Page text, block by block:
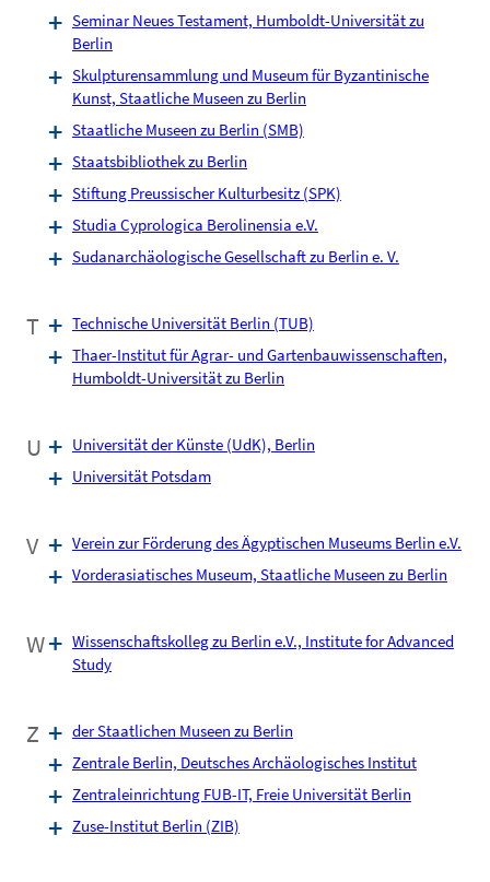
Seminar Neues Testament, Humboldt-Universität zu
Berlin
Skulpturensammlung und Museum für Byzantinische
Kunst, Staatliche Museen zu Berlin
Staatliche Museen zu Berlin (SMB)
Staatsbibliothek zu Berlin
Stiftung Preussischer Kulturbesitz (SPK)
Studia Cyprologica Berolinensia e.V.
Sudanarchäologische Gesellschaft zu Berlin e. V.
T
Technische Universität Berlin (TUB)
Thaer-Institut für Agrar- und Gartenbauwissenschaften,
Humboldt-Universität zu Berlin
U
Universität der Künste (UdK), Berlin
Universität Potsdam
V
Verein zur Förderung des Ägyptischen Museums Berlin e.V.
Vorderasiatisches Museum, Staatliche Museen zu Berlin
W
Wissenschaftskolleg zu Berlin e.V., Institute for Advanced
Study
Z
der Staatlichen Museen zu Berlin
Zentrale Berlin, Deutsches Archäologisches Institut
Zentraleinrichtung FUB-IT, Freie Universität Berlin
Zuse-Institut Berlin (ZIB)